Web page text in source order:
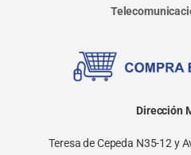
Dirección
Teresa de Cepeda N35-12 y